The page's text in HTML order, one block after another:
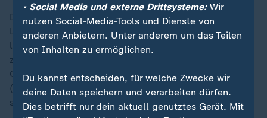
Die große Chance zum Ausgleich für Frankfurt war der
Lattenknaller von Knauff, ansonsten war Stuttgart
lange näher dran am dritten Tor als die Eintracht am
zweiten: Chabot aber traf nur das Außennetz (44.),
Chris Führich (58.) zielte knapp vorbei, ebenso Undav
(60.), der außerdem im Eins-zu-eins an Kauã Santos
scheiterte (65.).
• Social Media und externe Drittsysteme:Wir
nutzen Social-Media-Tools und Dienste von
anderen Anbietern. Unter anderem um das Teilen
von Inhalten zu ermöglichen.
Du kannst entscheiden, für welche Zwecke wir
deine Daten speichern und verarbeiten dürfen.
Dies betrifft nur dein aktuell genutztes Gerät. Mit